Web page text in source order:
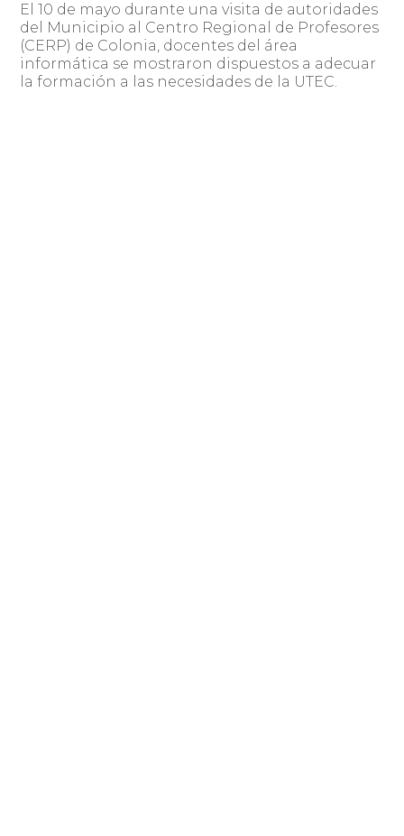
El 10 de mayo durante una visita de autoridades
del Municipio al Centro Regional de Profesores
(CERP) de Colonia, docentes del área
informática se mostraron dispuestos a adecuar
la formación a las necesidades de la UTEC.